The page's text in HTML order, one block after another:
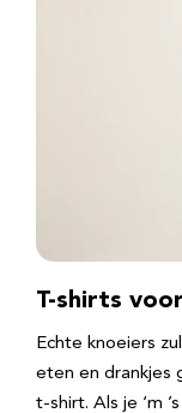
T-shirts
Echte knoeiers
eten en drankjes
t-shirt. Als je ‘m